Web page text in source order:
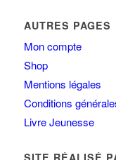
AUTRES PAGES
Mon compte
Shop
Mentions légales
Conditions
Livre Jeunesse